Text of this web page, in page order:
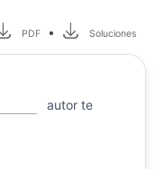
PDF • Soluciones
autor te